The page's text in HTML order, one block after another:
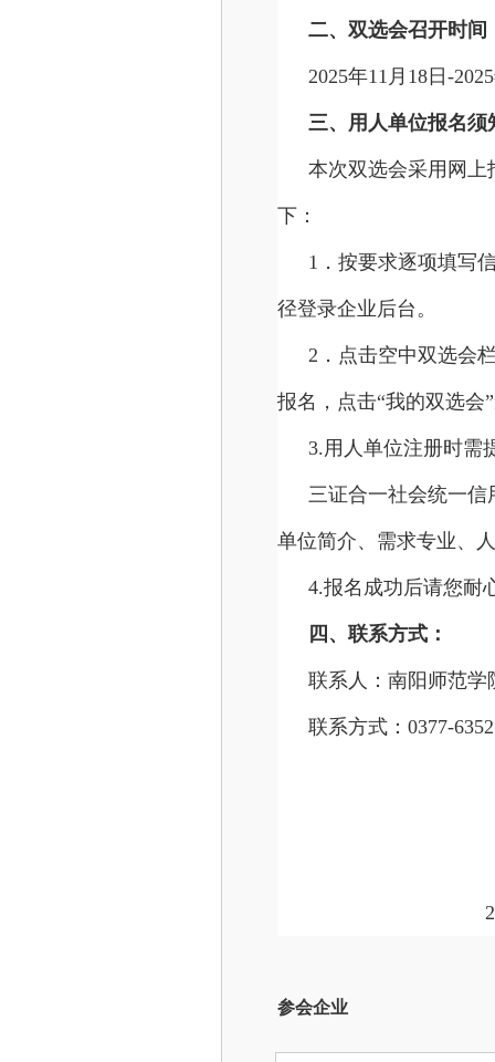
二、双选会召开时间
2025年11月18日-
三、用人单位报名须
本次双选会采用网上
下：
1．按要求逐项填写
径登录企业后台。
2．点击空中双选会
报名，点击“我的双选会
3.用人单位注册时需
三证合一社会统一
单位简介、需求专业、
4.报名成功后请您耐
四、联系方式：
联系人：南阳师范
联系方式：0377-
2025年
参会企业